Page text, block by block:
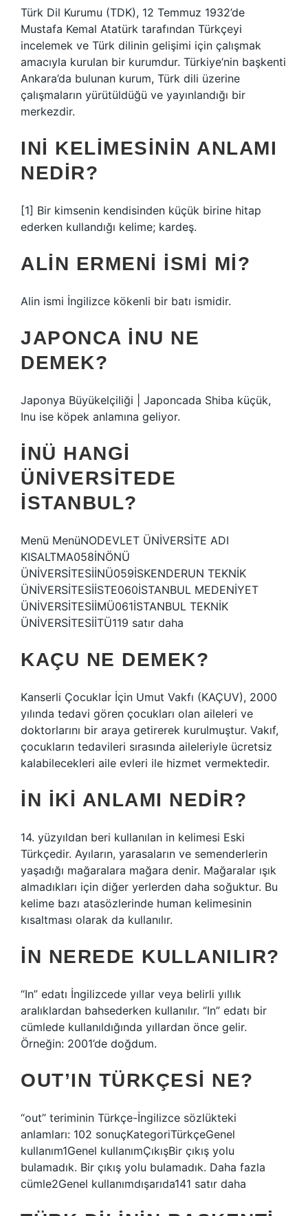
Türk Dil Kurumu (TDK), 12 Temmuz 1932’de
Mustafa Kemal Atatürk tarafından Türkçeyi
incelemek ve Türk dilinin gelişimi için çalışmak
amacıyla kurulan bir kurumdur. Türkiye’nin başkenti
Ankara’da bulunan kurum, Türk dili üzerine
çalışmaların yürütüldüğü ve yayınlandığı bir
merkezdir.
INI KELIMESININ ANLAMI
NEDIR?
[1] Bir kimsenin kendisinden küçük birine hitap
ederken kullandığı kelime; kardeş.
ALIN ERMENI ISMI MI?
Alin ismi İngilizce kökenli bir batı ismidir.
JAPONCA INU NE
DEMEK?
Japonya Büyükelçiliği | Japoncada Shiba küçük,
Inu ise köpek anlamına geliyor.
İNÜ HANGI
ÜNIVERSITEDE
İSTANBUL?
Menü MenüNODEVLET ÜNİVERSİTE ADI
KISALTMA058İNÖNÜ
ÜNİVERSİTESİİNÜ059İSKENDERUN TEKNİK
ÜNİVERSİTESİİSTE060İSTANBUL MEDENİYET
ÜNİVERSİTESİİMÜ061İSTANBUL TEKNİK
ÜNİVERSİTESİİTÜ119 satır daha
KAÇU NE DEMEK?
Kanserli Çocuklar İçin Umut Vakfı (KAÇUV), 2000
yılında tedavi gören çocukları olan aileleri ve
doktorlarını bir araya getirerek kurulmuştur. Vakıf,
çocukların tedavileri sırasında aileleriyle ücretsiz
kalabilecekleri aile evleri ile hizmet vermektedir.
İN IKI ANLAMI NEDIR?
14. yüzyıldan beri kullanılan in kelimesi Eski
Türkçedir. Ayıların, yarasaların ve semenderlerin
yaşadığı mağaralara mağara denir. Mağaralar ışık
almadıkları için diğer yerlerden daha soğuktur. Bu
kelime bazı atasözlerinde human kelimesinin
kısaltması olarak da kullanılır.
İN NEREDE KULLANILIR?
“In” edatı İngilizcede yıllar veya belirli yıllık
aralıklardan bahsederken kullanılır. “In” edatı bir
cümlede kullanıldığında yıllardan önce gelir.
Örneğin: 2001’de doğdum.
OUT’IN TÜRKÇESI NE?
“out” teriminin Türkçe-İngilizce sözlükteki
anlamları: 102 sonuçKategoriTürkçeGenel
kullanım1Genel kullanımÇıkışBir çıkış yolu
bulamadık. Bir çıkış yolu bulamadık. Daha fazla
cümle2Genel kullanımdışarıda141 satır daha